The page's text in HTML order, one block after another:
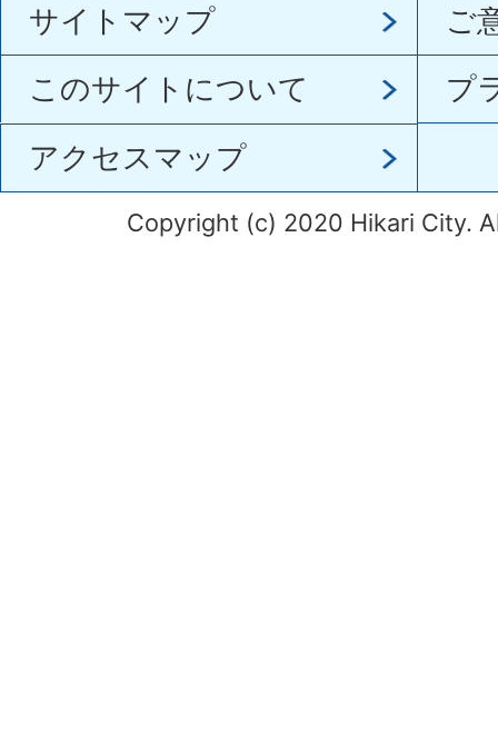
サイトマップ
ご
このサイトについて
プ
アクセスマップ
Copyright (c) 2020 Hikari City.